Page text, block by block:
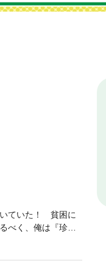
いていた！ 貧困に
く、俺は『珍妙